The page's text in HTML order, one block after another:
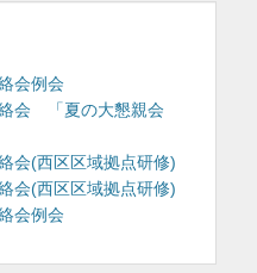
会例会
会 「夏の大懇親会
会(西区区域拠点研修)
会(西区区域拠点研修)
会例会